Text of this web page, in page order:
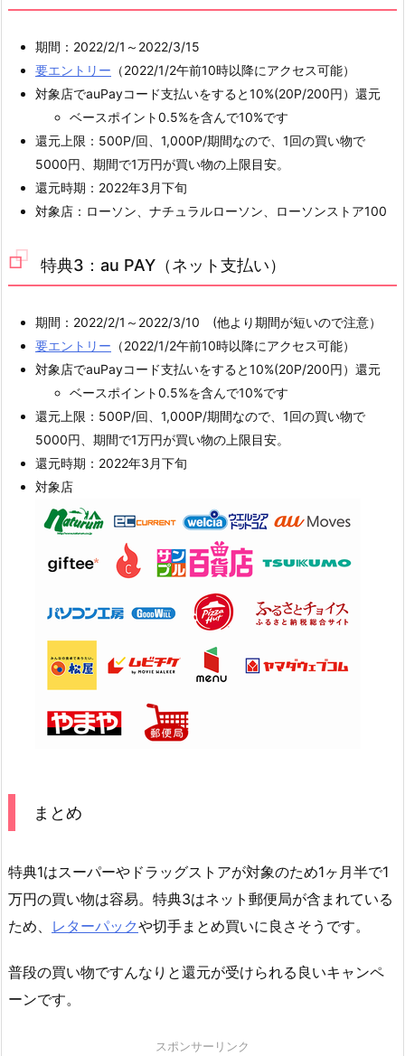
期間：2022/2/1～2022/3/15
要エントリー （2022/1/2午前10時以降にアクセス可能）
対象店でauPayコード支払いをすると10%(20P/200円）還元
ベースポイント0.5%を含んで10%です
還元上限：500P/回、1,000P/期間なので、1回の買い物で
5000円、期間で1万円が買い物の上限目安。
還元時期：2022年3月下旬
対象店：ローソン、ナチュラルローソン、ローソンストア100
特典3：au PAY（ネット支払い）
期間：2022/2/1～2022/3/10 (他より期間が短いので注意）
要エントリー （2022/1/2午前10時以降にアクセス可能）
対象店でauPayコード支払いをすると10%(20P/200円）還元
ベースポイント0.5%を含んで10%です
還元上限：500P/回、1,000P/期間なので、1回の買い物で
5000円、期間で1万円が買い物の上限目安。
還元時期：2022年3月下旬
対象店
まとめ
特典1はスーパーやドラッグストアが対象のため1ヶ月半で1
万円の買い物は容易。特典3はネット郵便局が含まれている
ため、 レターパックや切手まとめ買いに良さそうです。
普段の買い物ですんなりと還元が受けられる良いキャンペ
ーンです。
スポンサーリンク